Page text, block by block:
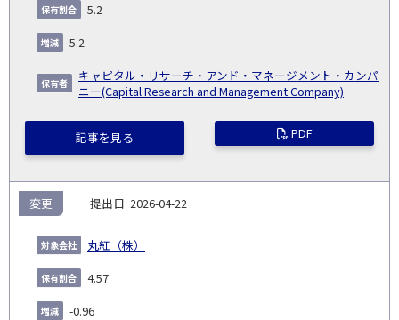
5.2
5.2
キャピタル・リサーチ・アンド・マネージメント・カンパ
ニー(Capital Research and Management Company)
記事を見る PDF
2026-04-22
丸紅（株）
変更
4.57
-0.96